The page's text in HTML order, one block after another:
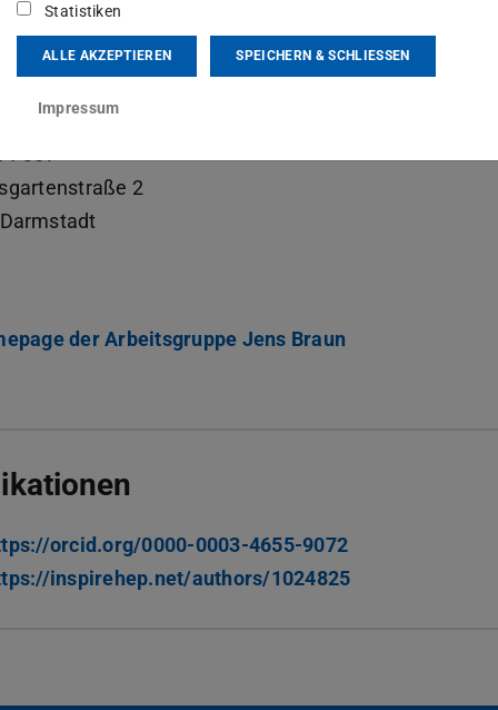
...
16-21549
16-21555
307
2
Darmstadt
der Arbeitsgruppe Jens Braun
orcid.org/0000-0003-4655-9072
inspirehep.net/authors/1024825
Statistiken
ALLE AKZEPTIEREN SPEICHERN & SCHLIESSEN
Impressum